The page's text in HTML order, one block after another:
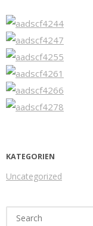
KATEGORIEN
Uncategorized